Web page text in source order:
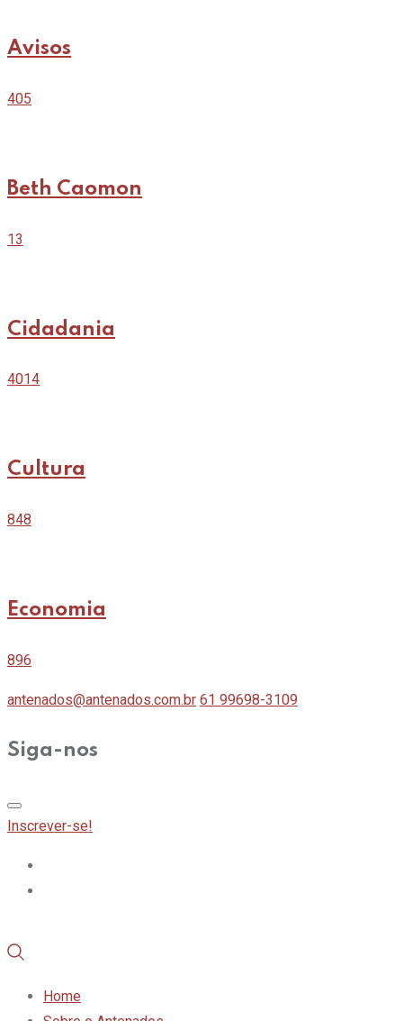
Avisos
405
Beth Caomon
13
Cidadania
4014
Cultura
848
Economia
896
antenados@antenados.com.br 61 99698-3109
Siga-nos
Inscrever-se!
Home